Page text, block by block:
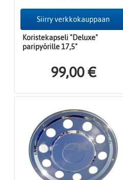
Siirry verkkokauppaan
Koristekapseli "Deluxe"
paripyörille 17,5"
99,00 €